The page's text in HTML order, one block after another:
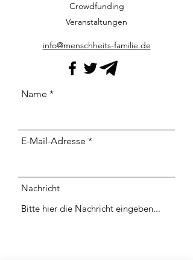
Crowdfunding
Veranstaltungen
info@menschheits-familie.de
Name
E-Mail-Adresse
Nachricht